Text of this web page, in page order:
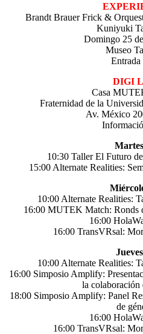
Brandt Brauer Frick &
Kuniyuki
Domingo 25
Museo
Entrada
DIGI
Casa
Fraternidad de la
Av. México
10:30 Taller El Futuro
15:00 Alternate Realities:
10:00 Alternate Realities:
16:00 MUTEK Match: Ronds
16:00
16:00 TransVRsal:
10:00 Alternate Realities:
16:00 Simposio Amplify:
la colaboración
18:00 Simposio Amplify: Panel
de
16:00
16:00 TransVRsal: